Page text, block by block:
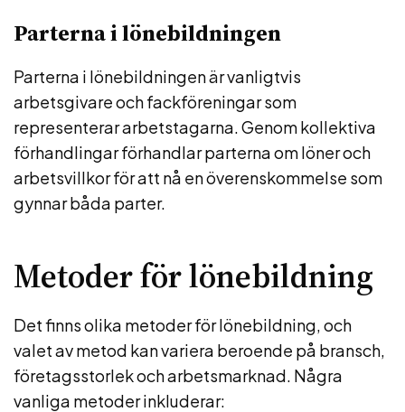
Parterna i lönebildningen
Parterna i lönebildningen är vanligtvis
arbetsgivare och fackföreningar som
representerar arbetstagarna. Genom kollektiva
förhandlingar förhandlar parterna om löner och
arbetsvillkor för att nå en överenskommelse som
gynnar båda parter.
Metoder för lönebildning
Det finns olika metoder för lönebildning, och
valet av metod kan variera beroende på bransch,
företagsstorlek och arbetsmarknad. Några
vanliga metoder inkluderar: